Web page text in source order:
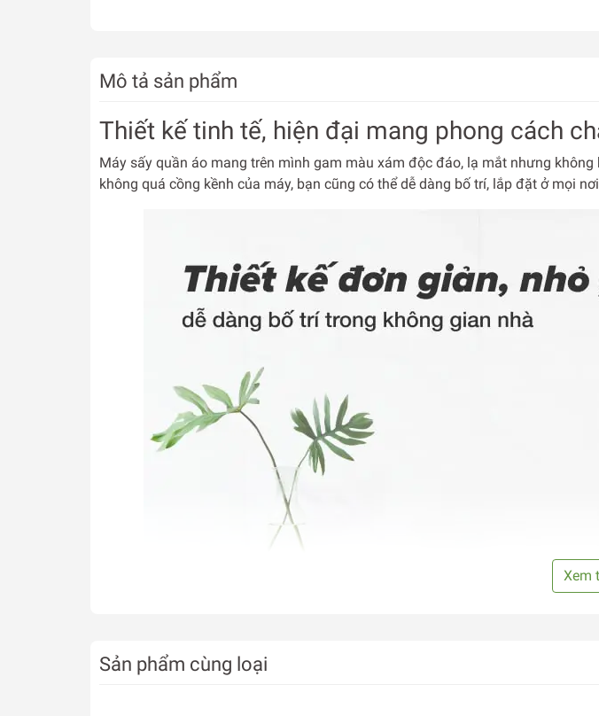
Mô tả sản phẩm
Thiết kế tinh tế, hiện đại mang phong cách
Máy sấy quần áo mang trên mình gam màu xám độc đáo, lạ mắt nhưng
không quá cồng kềnh của máy, bạn cũng có thể dễ dàng bố trí, lắp đặt ở mọi
Xem
Sản phẩm cùng loại